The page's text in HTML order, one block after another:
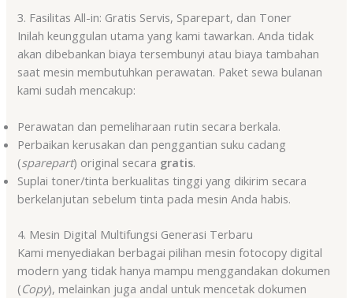
3. Fasilitas All-in: Gratis Servis, Sparepart, dan Toner
Inilah keunggulan utama yang kami tawarkan. Anda tidak
akan dibebankan biaya tersembunyi atau biaya tambahan
saat mesin membutuhkan perawatan. Paket sewa bulanan
kami sudah mencakup:
Perawatan dan pemeliharaan rutin secara berkala.
Perbaikan kerusakan dan penggantian suku cadang
(sparepart) original secara gratis.
Suplai toner/tinta berkualitas tinggi yang dikirim secara
berkelanjutan sebelum tinta pada mesin Anda habis.
4. Mesin Digital Multifungsi Generasi Terbaru
Kami menyediakan berbagai pilihan mesin fotocopy digital
modern yang tidak hanya mampu menggandakan dokumen
(Copy), melainkan juga andal untuk mencetak dokumen